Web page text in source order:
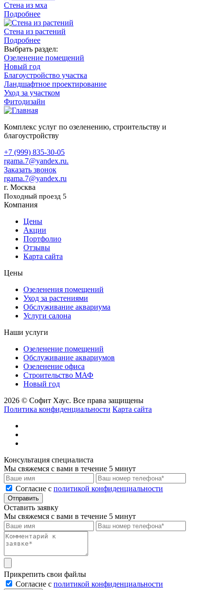
Стена из мха
Подробнее
Стена из растений
Подробнее
Выбрать раздел:
Озеленение помещений
Новый год
Благоустройство участка
Ландшафтное проектирование
Уход за участком
Фитодизайн
Комплекс услуг по озеленению, строительству и
благоустройству
+7 (999) 835-30-05
rgama.7@yandex.ru.
Заказать звонок
rgama.7@yandex.ru
г. Москва
Походный проезд 5
Компания
Цены
Акции
Портфолио
Отзывы
Карта сайта
Цены
Озеленения помещений
Уход за растениями
Обслуживание аквариума
Услуги салона
Наши услуги
Озеленение помещений
Обслуживание аквариумов
Озеленение офиса
Строительство МАФ
Новый год
2026 © Софит Хаус. Все права защищены
Политика конфиденциальности Карта сайта
Консультация специалиста
Мы свяжемся с вами в течение 5 минут
Cогласие с политикой конфиденциальности
Отправить
Оставить заявку
Мы свяжемся с вами в течение 5 минут
Прикрепить свои файлы
Cогласие с политикой конфиденциальности